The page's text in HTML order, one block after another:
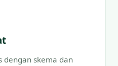
dengan skema dan